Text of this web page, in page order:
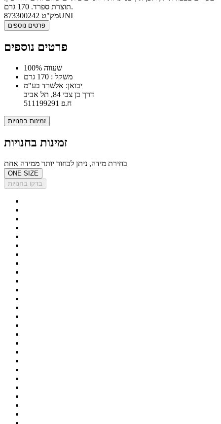
תוצרת ספרד. 170 גרם.
מק"ט873300242UNI
פרטים נוספים
פרטים נוספים
100% שעווה
משקל : 170 גרם
יבואן: אלשרד בע"מ
דרך בן צבי 84, תל אביב
ח.פ 511199291
זמינות בחנויות
זמינות בחנויות
בחירת מידה, ניתן לבחור יותר ממידה אחת
ONE SIZE
בדקו בחנויות